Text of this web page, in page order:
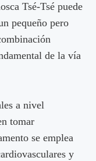
Tsé-Tsé puede
pequeño pero
de la vía
a nivel
tomar
se emplea
y